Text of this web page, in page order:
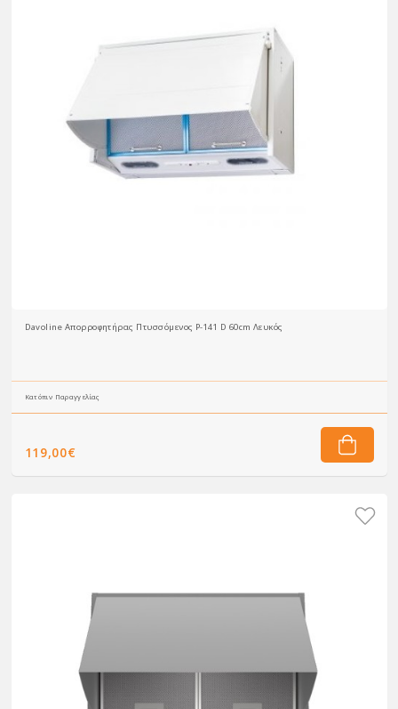
Davoline Απορροφητήρας Πτυσσόμενος P-141 D 60cm Λευκός
Κατόπιν Παραγγελίας
119,00€